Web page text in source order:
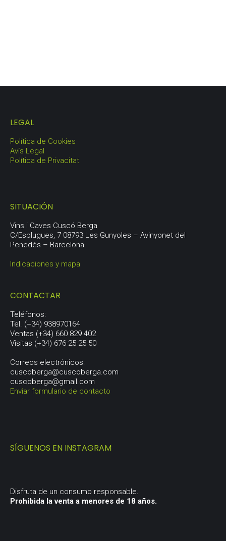
LEGAL
Política de Cookies
Avís Legal
Política de Privacitat
SITUACIÓN
Vins i Caves Cuscó Berga
C/Esplugues, 7 08793 Les Gunyoles – Avinyonet del
Penedés – Barcelona.
Indicaciones y mapa
CONTACTAR
Teléfonos:
Tel. (+34) 938970164
Ventas (+34) 660 829 402
Visitas (+34) 676 25 25 50
Correos electrónicos:
cuscoberga@cuscoberga.com
cuscoberga@gmail.com
Enviar formulario de contacto
SÍGUENOS EN INSTAGRAM
Disfruta de un consumo responsable.
Prohibida la venta a menores de 18 años.